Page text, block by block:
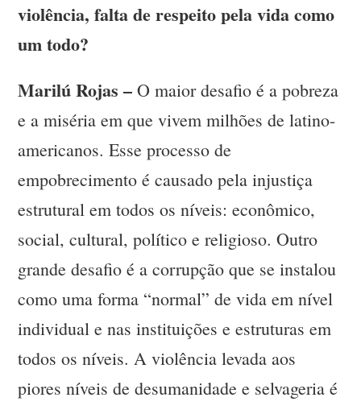
violência, falta de respeito pela vida como
um todo?
Marilú Rojas – O maior desafio é a pobreza
e a miséria em que vivem milhões de latino-
americanos. Esse processo de
empobrecimento é causado pela injustiça
estrutural em todos os níveis: econômico,
social, cultural, político e religioso. Outro
grande desafio é a corrupção que se instalou
como uma forma “normal” de vida em nível
individual e nas instituições e estruturas em
todos os níveis. A violência levada aos
piores níveis de desumanidade e selvageria é